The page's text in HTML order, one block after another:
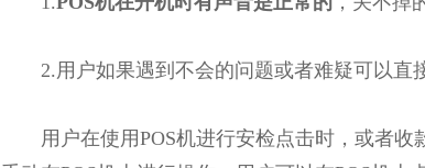
2.用户如果遇到不会的问题或者难疑可以直
用户在使用POS机进行安检点击时，或者收